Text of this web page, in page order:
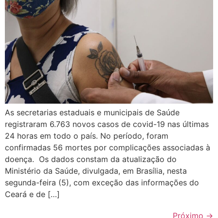
As secretarias estaduais e municipais de Saúde
registraram 6.763 novos casos de covid-19 nas últimas
24 horas em todo o país. No período, foram
confirmadas 56 mortes por complicações associadas à
doença. Os dados constam da atualização do
Ministério da Saúde, divulgada, em Brasília, nesta
segunda-feira (5), com exceção das informações do
Ceará e de […]
Próximo →